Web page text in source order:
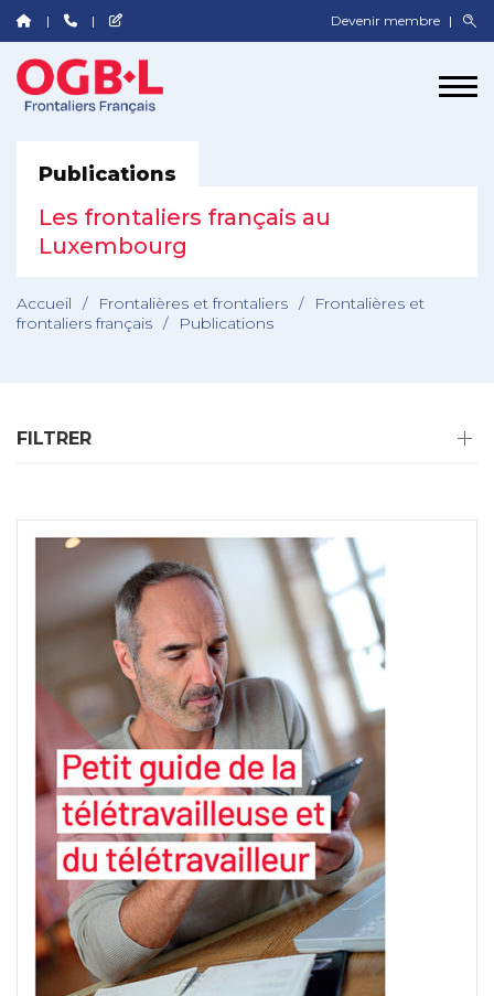
Devenir membre
Publications
Les frontaliers français au
Luxembourg
Accueil / Frontalières et frontaliers /
Frontalières et
frontaliers français / Publications
FILTRER
Français
Allemand
Anglais
Portugais